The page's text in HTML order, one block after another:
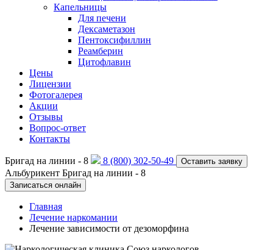
Капельницы
Для печени
Дексаметазон
Пентоксифиллин
Реамберин
Цитофлавин
Цены
Лицензии
Фотогалерея
Акции
Отзывы
Вопрос-ответ
Контакты
Бригад на линии - 8 8 (800) 302-50-49 Оставить заявку
Альбурикент Бригад на линии - 8
Записаться онлайн
Главная
Лечение наркомании
Лечение зависимости от дезоморфина